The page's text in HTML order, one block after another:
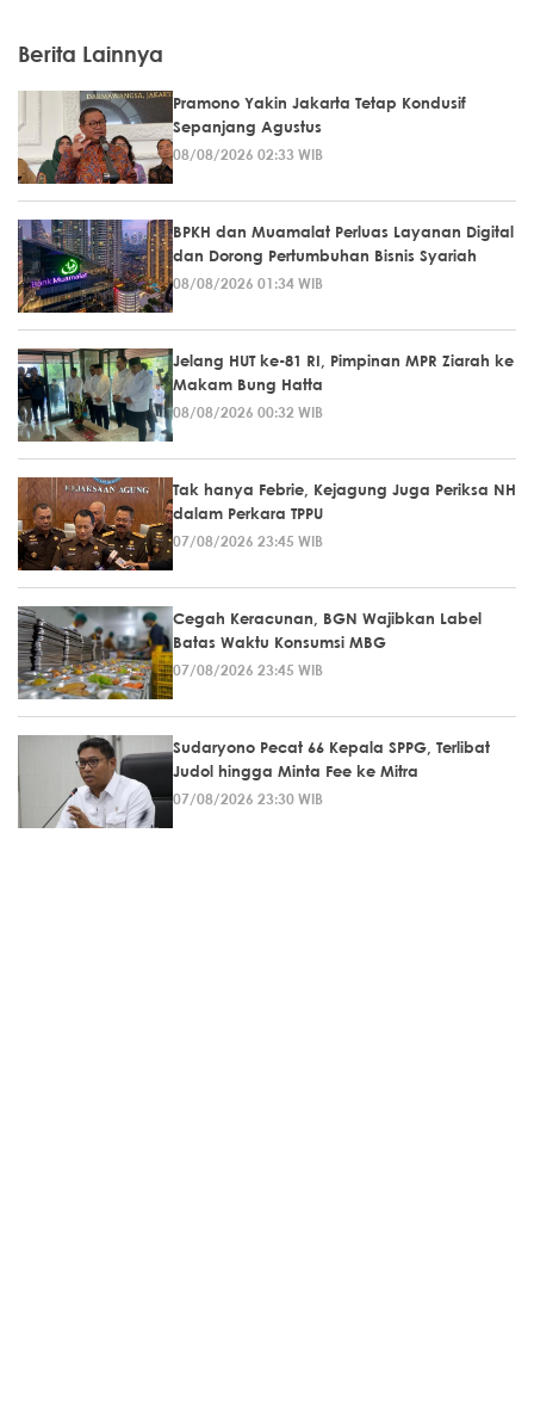
Berita Lainnya
Pramono Yakin Jakarta Tetap Kondusif
Sepanjang Agustus
08/08/2026 02:33 WIB
BPKH dan Muamalat Perluas Layanan Digital
dan Dorong Pertumbuhan Bisnis Syariah
08/08/2026 01:34 WIB
Jelang HUT ke-81 RI, Pimpinan MPR Ziarah ke
Makam Bung Hatta
08/08/2026 00:32 WIB
Tak hanya Febrie, Kejagung Juga Periksa NH
dalam Perkara TPPU
07/08/2026 23:45 WIB
Cegah Keracunan, BGN Wajibkan Label
Batas Waktu Konsumsi MBG
07/08/2026 23:45 WIB
Sudaryono Pecat 66 Kepala SPPG, Terlibat
Judol hingga Minta Fee ke Mitra
07/08/2026 23:30 WIB